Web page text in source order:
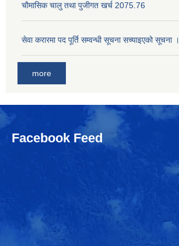
चाैमासिक चालु तथा पुजीगत खर्च 2075.76
सेवा करारमा पद पूर्ति सम्वन्धी सूचना सच्याइएको सूचना ।
more
Facebook Feed